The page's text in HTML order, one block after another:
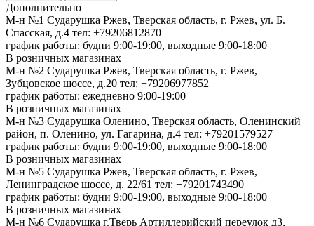
Дополнительно
М-н №1 Сударушка Ржев, Тверская область, г. Ржев, ул. Б.
Спасская, д.4 тел: +79206812870
график работы: будни 9:00-19:00, выходные 9:00-18:00
В розничных магазинах
М-н №2 Cударушка Ржев, Тверская область, г. Ржев,
Зубцовское шоссе, д.20 тел: +79206977852
график работы: ежедневно 9:00-19:00
В розничных магазинах
М-н №3 Сударушка Оленино, Тверская область, Оленинский
район, п. Оленино, ул. Гагарина, д.4 тел: +79201579527
график работы: будни 9:00-19:00, выходные 9:00-18:00
В розничных магазинах
М-н №5 Сударушка Ржев, Тверская область, г. Ржев,
Ленинградское шоссе, д. 22/61 тел: +79201743490
график работы: будни 9:00-19:00, выходные 9:00-18:00
В розничных магазинах
М-н №6 Сударушка г.Тверь Артиллерийский переулок д3,